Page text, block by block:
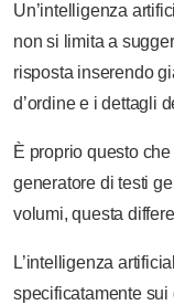
Un’intelligenza
non si limita a
risposta inserendo
d’ordine e i dettagli
È proprio questo
generatore di testi
volumi, questa
L’intelligenza
specificatamente sui